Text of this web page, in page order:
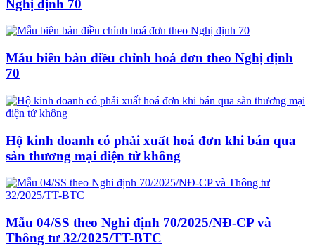
Nghị định 70
Mẫu biên bản điều chỉnh hoá đơn theo Nghị định
70
Hộ kinh doanh có phải xuất hoá đơn khi bán qua
sàn thương mại điện tử không
Mẫu 04/SS theo Nghi định 70/2025/NĐ-CP và
Thông tư 32/2025/TT-BTC